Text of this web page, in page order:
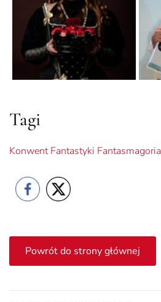
Tagi
Konwent Fantastyki Fantasmagoria
Powrót do strony głównej